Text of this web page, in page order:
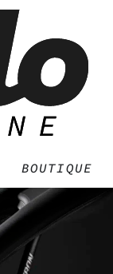
BOUTIQUE